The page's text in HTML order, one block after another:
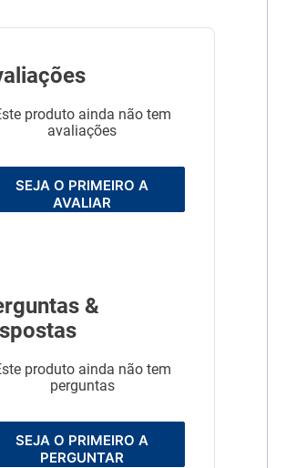
produto ainda não tem
avaliações
SEJA O PRIMEIRO A
AVALIAR
&
produto ainda não tem
perguntas
SEJA O PRIMEIRO A
PERGUNTAR